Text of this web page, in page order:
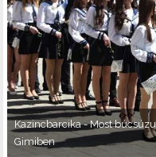
Kazincbarcika - Most
Gimiben